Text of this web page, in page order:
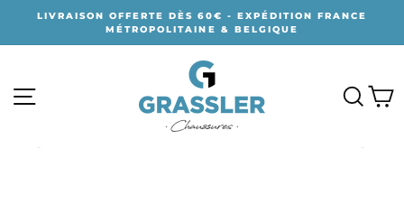
contenu
LIVRAISON OFFERTE DÈS 60€ - EXPÉDITION FRANCE
MÉTROPOLITAINE & BELGIQUE